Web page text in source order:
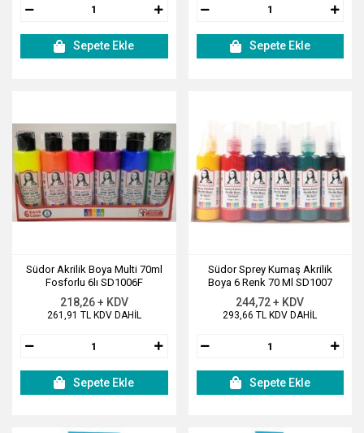
Sepete Ekle Sepete Ekle
Südor Akrilik Boya Multi 70ml
Fosforlu 6lı SD1006F
218,26 + KDV
261,91 TL KDV DAHİL
Sepete Ekle
Südor Sprey Kumaş Akrilik
Boya 6 Renk 70 Ml SD1007
244,72 + KDV
293,66 TL KDV DAHİL
Sepete Ekle